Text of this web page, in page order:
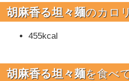
胡麻香る坦々麺のカロ
455kcal
胡麻香る坦々麺を食べ